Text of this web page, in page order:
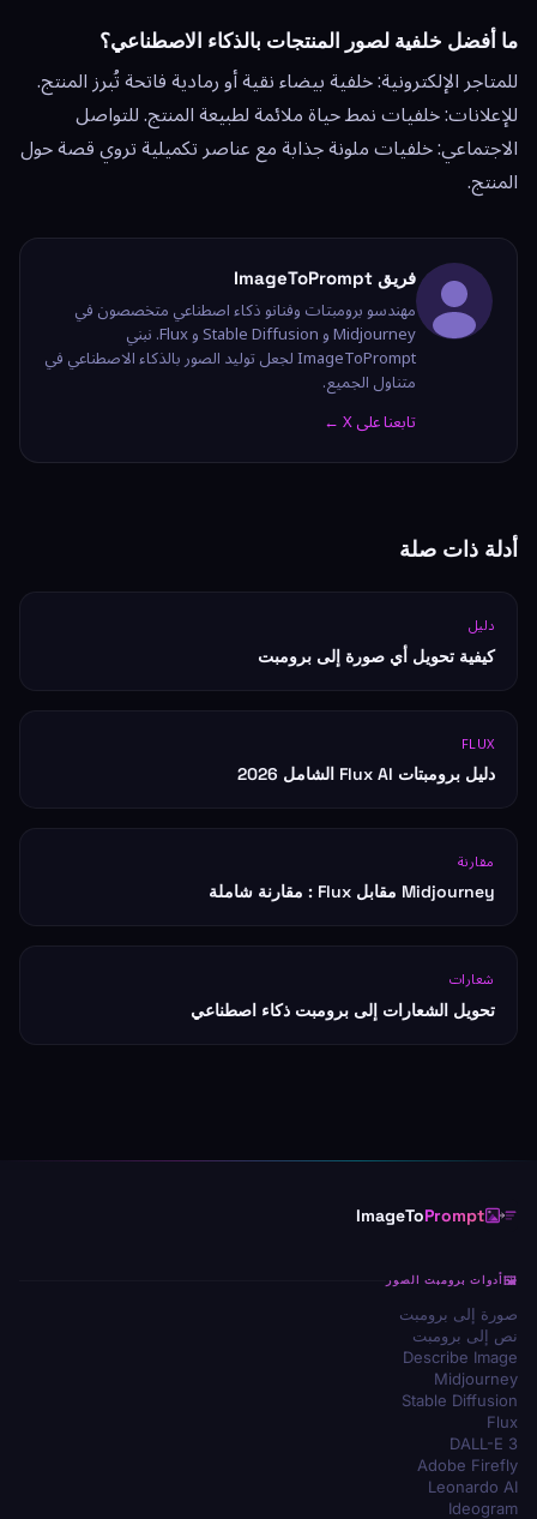
ما أفضل خلفية لصور المنتجات بالذكاء الاصطناعي؟
للمتاجر الإلكترونية: خلفية بيضاء نقية أو رمادية فاتحة تُبرز المنتج.
للإعلانات: خلفيات نمط حياة ملائمة لطبيعة المنتج. للتواصل
الاجتماعي: خلفيات ملونة جذابة مع عناصر تكميلية تروي قصة حول
المنتج.
فريق ImageToPrompt
مهندسو برومبتات وفنانو ذكاء اصطناعي متخصصون في
Midjourney و Stable Diffusion و Flux. نبني
ImageToPrompt لجعل توليد الصور بالذكاء الاصطناعي في
متناول الجميع.
تابعنا على X ←
أدلة ذات صلة
دليل
كيفية تحويل أي صورة إلى برومبت
FLUX
دليل برومبتات Flux AI الشامل 2026
مقارنة
Midjourney مقابل Flux : مقارنة شاملة
شعارات
تحويل الشعارات إلى برومبت ذكاء اصطناعي
ImageToPrompt
أدوات برومبت الصور
صورة إلى برومبت
نص إلى برومبت
Describe Image
Midjourney
Stable Diffusion
Flux
DALL-E 3
Adobe Firefly
Leonardo AI
Ideogram